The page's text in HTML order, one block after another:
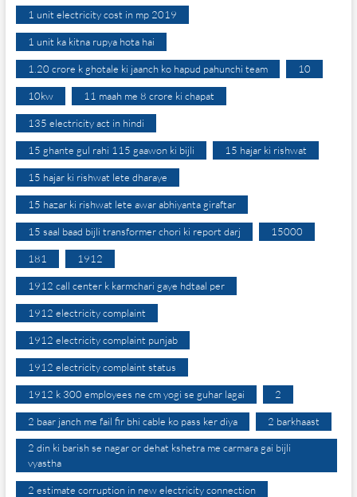
1 unit electricity cost in mp 2019
1 unit ka kitna rupya hota hai
1.20 crore k ghotale ki jaanch ko hapud pahunchi team 10
10kw 11 maah me 8 crore ki chapat
135 electricity act in hindi
15 ghante gul rahi 115 gaawon ki bijli 15 hajar ki rishwat
15 hajar ki rishwat lete dharaye
15 hazar ki rishwat lete awar abhiyanta giraftar
15 saal baad bijli transformer chori ki report darj 15000
181 1912
1912 call center k karmchari gaye hdtaal per
1912 electricity complaint
1912 electricity complaint punjab
1912 electricity complaint status
1912 k 300 employees ne cm yogi se guhar lagai 2
2 baar janch me fail fir bhi cable ko pass ker diya 2 barkhaast
2 din ki barish se nagar or dehat kshetra me carmara gai bijli
vyastha
2 estimate corruption in new electricity connection